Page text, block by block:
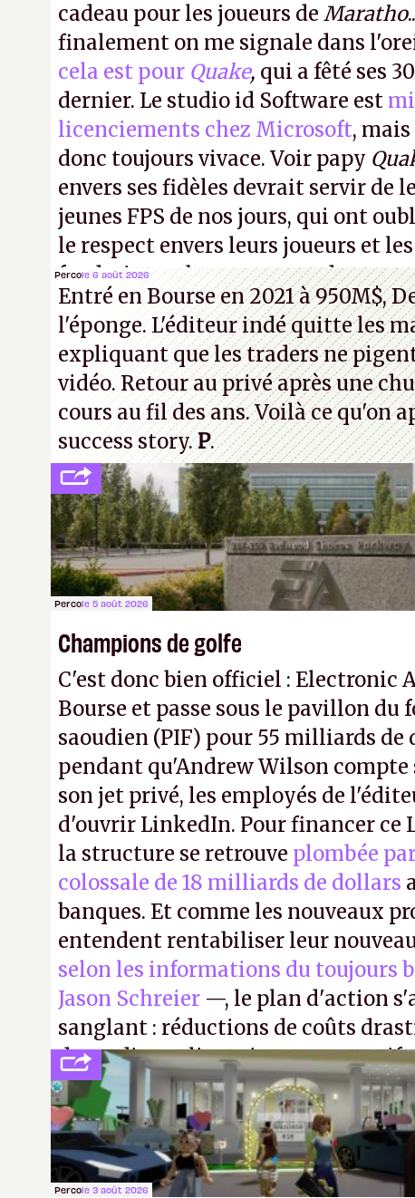
cadeau pour les joueurs de Maratho
finalement on me signale dans
cela est pour Quake, qui a fêté ses
dernier. Le studio id Software est
licenciements chez Microsoft,
donc toujours vivace. Voir papy
envers ses fidèles devrait servir de
jeunes FPS de nos jours, qui ont
le respect envers leurs joueurs et
faudrait une bonne guerre des
cons ! P.
Percole 6 août 2026
Entré en Bourse en 2021 à 950M$,
l'éponge. L'éditeur indé quitte les
expliquant que les traders ne
vidéo. Retour au privé après une
cours au fil des ans. Voilà ce qu'on
success story.P.
Percole 5 août 2026
Champions de golfe
C'est donc bien officiel : Electronic
Bourse et passe sous le pavillon du
saoudien (PIF) pour 55 milliards de
pendant qu'Andrew Wilson compte
son jet privé, les employés de
d'ouvrir LinkedIn. Pour financer ce
la structure se retrouve plombée
colossale de 18 milliards de dollars
banques. Et comme les nouveaux
entendent rentabiliser leur
selon les informations du toujours
Jason Schreier —, le plan d'action
sanglant : réductions de coûts
de studios et licenciements
FCet Battlefield, puis virer le reste.
Percole 3 août 2026